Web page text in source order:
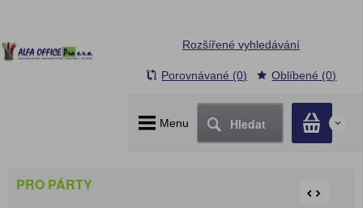
Menu Hledat 0
Rozšířené vyhledávání
Porovnávané (0) Oblíbené (0)
PRO PÁRTY